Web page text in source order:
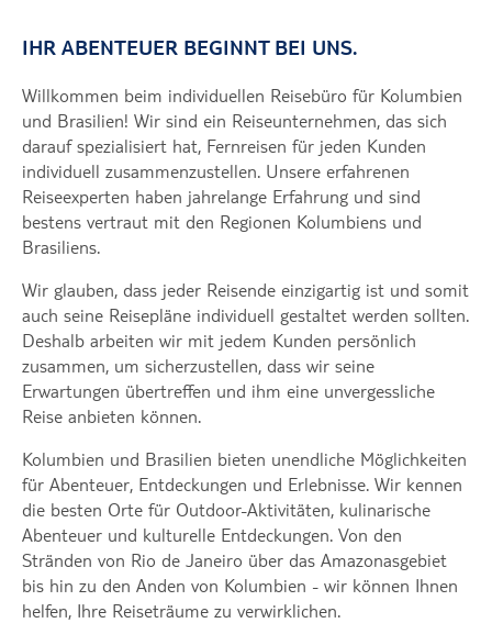
IHR ABENTEUER BEGINNT BEI UNS.
Willkommen beim individuellen Reisebüro für Kolumbien
und Brasilien! Wir sind ein Reiseunternehmen, das sich
darauf spezialisiert hat, Fernreisen für jeden Kunden
individuell zusammenzustellen. Unsere erfahrenen
Reiseexperten haben jahrelange Erfahrung und sind
bestens vertraut mit den Regionen Kolumbiens und
Brasiliens.
Wir glauben, dass jeder Reisende einzigartig ist und somit
auch seine Reisepläne individuell gestaltet werden sollten.
Deshalb arbeiten wir mit jedem Kunden persönlich
zusammen, um sicherzustellen, dass wir seine
Erwartungen übertreffen und ihm eine unvergessliche
Reise anbieten können.
Kolumbien und Brasilien bieten unendliche Möglichkeiten
für Abenteuer, Entdeckungen und Erlebnisse. Wir kennen
die besten Orte für Outdoor-Aktivitäten, kulinarische
Abenteuer und kulturelle Entdeckungen. Von den
Stränden von Rio de Janeiro über das Amazonasgebiet
bis hin zu den Anden von Kolumbien - wir können Ihnen
helfen, Ihre Reiseträume zu verwirklichen.